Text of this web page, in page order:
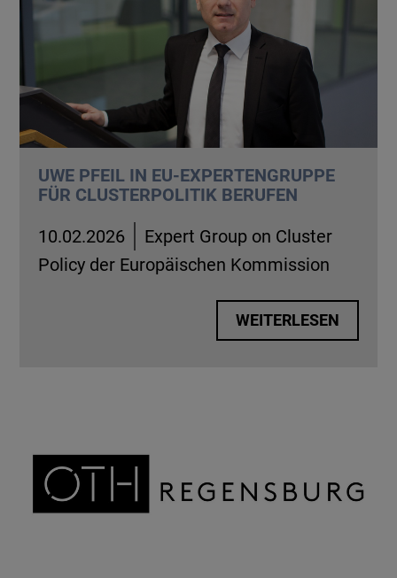
UWE PFEIL IN EU-EXPERTENGRUPPE
FÜR CLUSTERPOLITIK BERUFEN
10.02.2026
Expert Group on Cluster
Policy der Europäischen Kommission
WEITERLESEN